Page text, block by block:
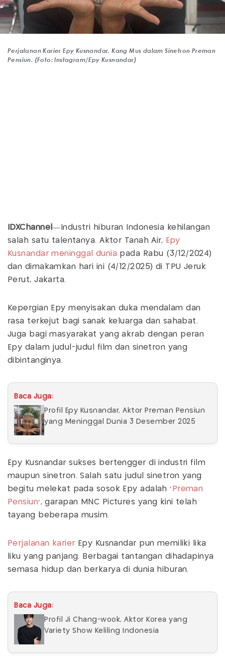
Perjalanan Karier Epy Kusnandar, Kang Mus dalam Sinetron Preman
Pensiun. (Foto: Instagram/Epy Kusnandar)
IDXChannel—Industri hiburan Indonesia kehilangan
salah satu talentanya. Aktor Tanah Air, Epy
Kusnandar meninggal dunia pada Rabu (3/12/2024)
dan dimakamkan hari ini (4/12/2025) di TPU Jeruk
Perut, Jakarta.
Kepergian Epy menyisakan duka mendalam dan
rasa terkejut bagi sanak keluarga dan sahabat.
Juga bagi masyarakat yang akrab dengan peran
Epy dalam judul-judul film dan sinetron yang
dibintanginya.
Baca Juga:
Profil Epy Kusnandar, Aktor Preman Pensiun
yang Meninggal Dunia 3 Desember 2025
Epy Kusnandar sukses bertengger di industri film
maupun sinetron. Salah satu judul sinetron yang
begitu melekat pada sosok Epy adalah ‘ Preman
Pensiun’, garapan MNC Pictures yang kini telah
tayang beberapa musim.
Perjalanan karier Epy Kusnandar pun memiliki lika
liku yang panjang. Berbagai tantangan dihadapinya
semasa hidup dan berkarya di dunia hiburan.
Baca Juga:
Profil Ji Chang-wook, Aktor Korea yang
Variety Show Keliling Indonesia